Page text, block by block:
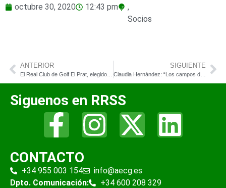
octubre 30, 2020 12:43 pm
,
Socios
ANTERIOR SIGUIENTE
Claudia Hernández: “Los campos de golf estamos viviendo en una incertidumbre enorme”
Siguenos en RRSS
CONTACTO
+34 955 003 154
info@aecg.es
Dpto. Comunicación:
+34 600 208 329